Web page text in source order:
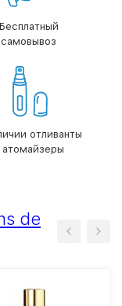
Бесплатный
самовывоз
отливанты
атомайзеры
de